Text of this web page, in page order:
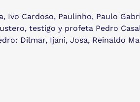
Ivo Cardoso, Paulinho, Paulo
testigo y profeta Pedro
Dilmar, Ijani, Josa, Reinaldo